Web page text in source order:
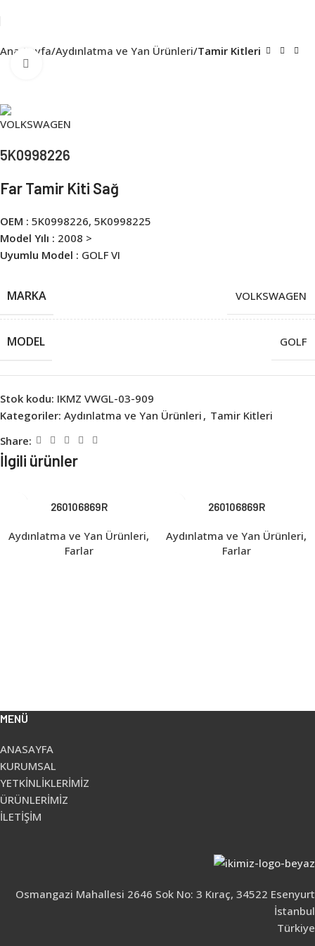
Ana Sayfa Aydınlatma ve Yan Ürünleri Tamir Kitleri
5K0998226
Far Tamir Kiti Sağ
OEM : 5K0998226, 5K0998225
Model Yılı : 2008 >
Uyumlu Model : GOLF VI
MARKA VOLKSWAGEN
MODEL GOLF
Stok kodu: IKMZ VWGL-03-909
Kategoriler: Aydınlatma ve Yan Ürünleri , Tamir Kitleri
Share:
İlgili ürünler
260106869R
Aydınlatma ve Yan Ürünleri,
Farlar
260106869R
Aydınlatma ve Yan Ürünleri,
Farlar
MENÜ
ANASAYFA
KURUMSAL
YETKİNLİKLERİMİZ
ÜRÜNLERİMİZ
İLETİŞİM
Osmangazi Mahallesi 2646 Sok No: 3 Kıraç, 34522 Esenyurt
İstanbul
Türkiye